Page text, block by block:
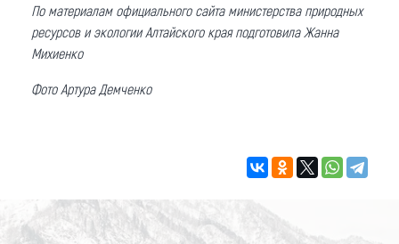
По материалам официального сайта министерства природных
ресурсов и экологии Алтайского края подготовила Жанна
Михиенко
Фото Артура Демченко